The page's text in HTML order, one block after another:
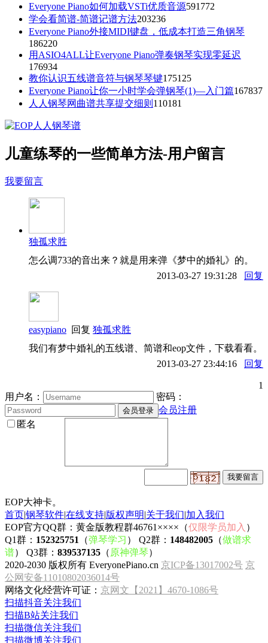
Everyone Piano如何加载VSTi优质音源591772
学会看简谱-简谱记谱方法203236
Everyone Piano外接MIDI键盘，低成本打造三角钢琴
186220
用ASIO4ALL让Everyone Piano弹奏钢琴实现零延迟
176934
教你认识五线谱音符与钢琴琴键175125
Everyone Piano让你一小时学会弹钢琴(1)—入门篇167837
人人钢琴网曲谱共享提交细则 110181
儿童练琴的一些简单方法-用户留言
我要留言
独孤求胜
怎么调733的音出来？就是用来弹《梦中的婚礼》的。
2013-03-27 19:31:28
回复
easypiano 回复 独孤求胜
我们有梦中婚礼的五线谱、简谱和eop文件，下载看看。
2013-03-27 23:44:16
回复
1
用户名：
密码：
会员注册
匿名
EOP大神卡。
首页|钢琴软件|在线支持|版权声明|关于我们|加入我们
EOP官方QQ群：黄金版教程群46761××××（仅限学员加入 ）
Q1群： 152325751 （弹琴学习 ） Q2群： 148482005 （做谱求
谱） Q3群： 839537135 （ 原神弹琴）
2020-2030 版权所有 EveryonePiano.cn 京ICP备13017002号 京
公网安备11010802036014号
网络文化经营许可证： 京网文【2021】4670-1086号
扫描抖音关注我们
扫描B站关注我们
扫描微信关注我们
扫描微博关注我们